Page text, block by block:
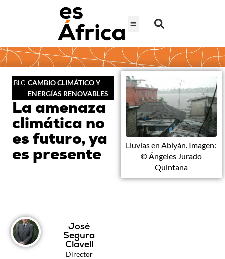
BLOGCAMBIO CLIMÁTICO Y
ENERGÍAS RENOVABLES
La amenaza
climática no
es futuro, ya
es presente
Lluvias en Abiyán. Imagen:
© Ángeles Jurado
Quintana
José
Segura
Clavell
Director